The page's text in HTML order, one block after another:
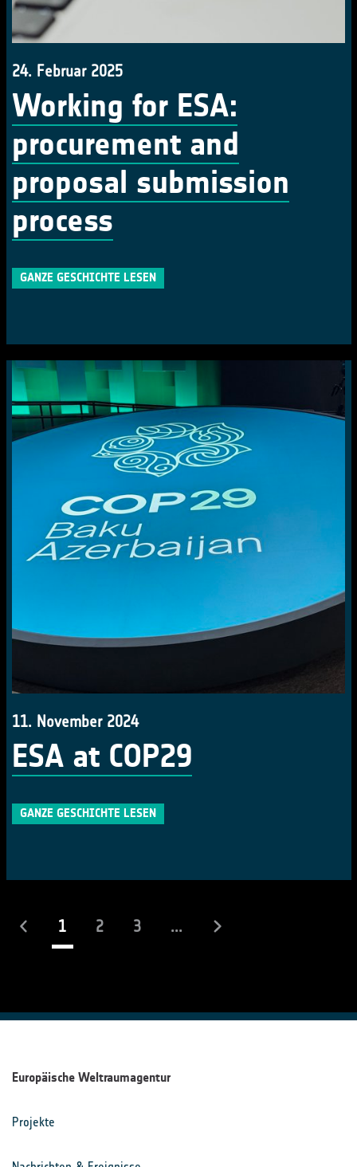
24. Februar 2025
Working for ESA:
procurement and
proposal submission
process
GANZE GESCHICHTE LESEN
11. November 2024
ESA at COP29
GANZE GESCHICHTE LESEN
1(laufend)
2 3 ...
Europäische Weltraumagentur
Projekte